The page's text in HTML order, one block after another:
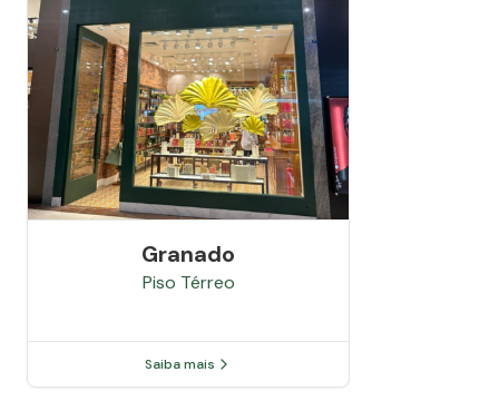
Granado
Piso Térreo
Saiba mais